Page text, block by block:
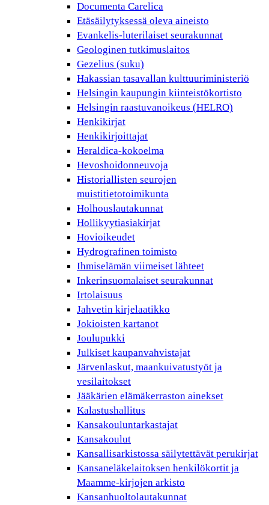
Documenta Carelica
Etäsäilytyksessä oleva aineisto
Evankelis-luterilaiset seurakunnat
Geologinen tutkimuslaitos
Gezelius (suku)
Hakassian tasavallan kulttuuriministeriö
Helsingin kaupungin kiinteistökortisto
Helsingin raastuvanoikeus (HELRO)
Henkikirjat
Henkikirjoittajat
Heraldica-kokoelma
Hevoshoidonneuvoja
Historiallisten seurojen
muistitietotoimikunta
Holhouslautakunnat
Hollikyytiasiakirjat
Hovioikeudet
Hydrografinen toimisto
Ihmiselämän viimeiset lähteet
Inkerinsuomalaiset seurakunnat
Irtolaisuus
Jahvetin kirjelaatikko
Jokioisten kartanot
Joulupukki
Julkiset kaupanvahvistajat
Järvenlaskut, maankuivatustyöt ja
vesilaitokset
Jääkärien elämäkerraston ainekset
Kalastushallitus
Kansakouluntarkastajat
Kansakoulut
Kansallisarkistossa säilytettävät perukirjat
Kansaneläkelaitoksen henkilökortit ja
Maamme-kirjojen arkisto
Kansanhuoltolautakunnat